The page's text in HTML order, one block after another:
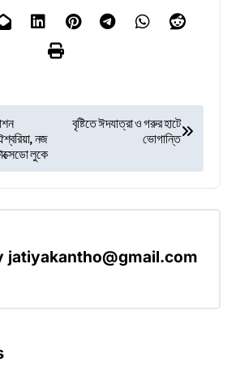
নজ
লুকে
বৃষ্টিতে ঈদযাত্রা ও গরুর হাটে
ভোগান্তি
jatiyakantho@gmail.com